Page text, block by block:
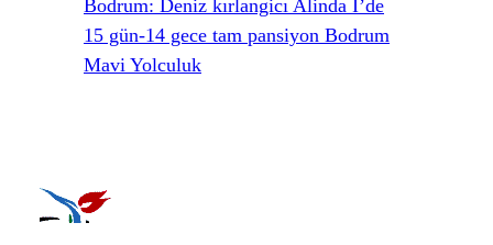
Bodrum: Deniz kırlangicı Alinda I’de
15 gün-14 gece tam pansiyon Bodrum
Mavi Yolculuk